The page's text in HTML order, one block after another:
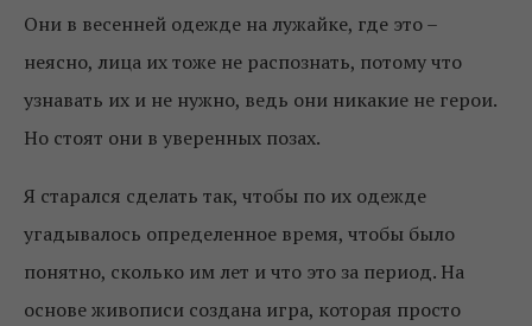
Они в весенней одежде на лужайке, где это –
неясно, лица их тоже не распознать, потому что
узнавать их и не нужно, ведь они никакие не герои.
Но стоят они в уверенных позах.
Я старался сделать так, чтобы по их одежде
угадывалось определенное время, чтобы было
понятно, сколько им лет и что это за период. На
основе живописи создана игра, которая просто